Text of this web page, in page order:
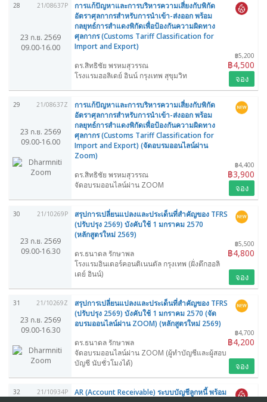
28 21/08637P
23 ก.ย. 2569
09.00-16.00
การแก้ปัญหาและการบริหารความเสี่ยงกับพิกัด
อัตราศุลกากรสำหรับการนำเข้า-ส่งออก พร้อม
กลยุทธ์การสำแดงพิกัดเพื่อป้องกันความผิดทาง
ศุลกากร (Customs Tariff Classification for
Import and Export)
฿5,200
฿4,500
ดร.สิทธิชัย พรหมสุวรรณ
โรงแรมฮอลิเดย์ อินน์ กรุงเทพ สุขุมวิท
จอง
29 21/08637Z
23 ก.ย. 2569
09.00-16.00
การแก้ปัญหาและการบริหารความเสี่ยงกับพิกัด
อัตราศุลกากรสำหรับการนำเข้า-ส่งออก พร้อม
กลยุทธ์การสำแดงพิกัดเพื่อป้องกันความผิดทาง
ศุลกากร (Customs Tariff Classification for
Import and Export) (จัดอบรมออนไลน์ผ่าน
Zoom)
฿4,400
฿3,900
ดร.สิทธิชัย พรหมสุวรรณ
จัดอบรมออนไลน์ผ่าน ZOOM
จอง
30 21/10269P
23 ก.ย. 2569
09.00-16.30
สรุปการเปลี่ยนแปลงและประเด็นที่สำคัญของ TFRS
(ปรับปรุง 2569) บังคับใช้ 1 มกราคม 2570
(หลักสูตรใหม่ 2569)
฿5,500
฿4,800
ดร.ธนาดล รักษาพล
โรงแรมอินเตอร์คอนติเนนตัล กรุงเทพ (ฝั่งตึกฮอลิ
เดย์ อินน์)
จอง
31 21/10269Z
23 ก.ย. 2569
09.00-16.30
สรุปการเปลี่ยนแปลงและประเด็นที่สำคัญของ TFRS
(ปรับปรุง 2569) บังคับใช้ 1 มกราคม 2570 (จัด
อบรมออนไลน์ผ่าน ZOOM) (หลักสูตรใหม่ 2569)
฿4,700
฿4,200
ดร.ธนาดล รักษาพล
จัดอบรมออนไลน์ผ่าน ZOOM (ผู้ทำบัญชีและผู้สอบ
บัญชี นับชั่วโมงได้)
จอง
32 21/10934P
AR (Account Receivable) ระบบบัญชีลูกหนี้ พร้อม